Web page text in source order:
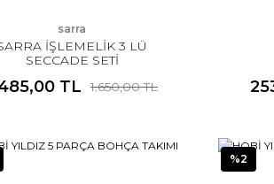
sarra
İŞLEMELİK 3 LÜ
SECCADE SETİ
TL 1.650,00 TL
%2